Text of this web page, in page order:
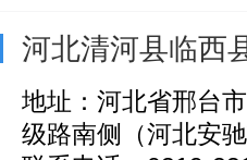
河北清河县临西
地址：河北省邢台
级路南侧（河北安